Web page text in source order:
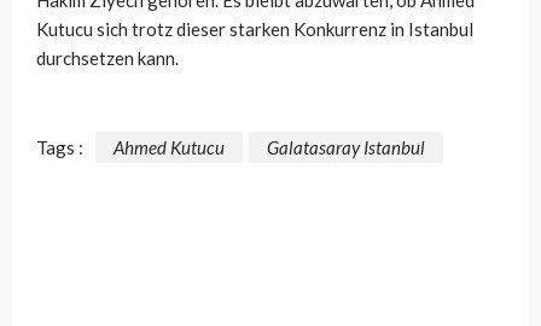
Kutucu sich trotz dieser starken Konkurrenz in Istanbul
durchsetzen kann.
Tags : Ahmed Kutucu Galatasaray Istanbul